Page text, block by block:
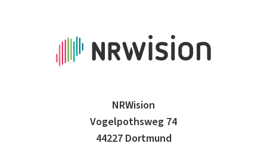
NRWision
Vogelpothsweg 74
44227 Dortmund